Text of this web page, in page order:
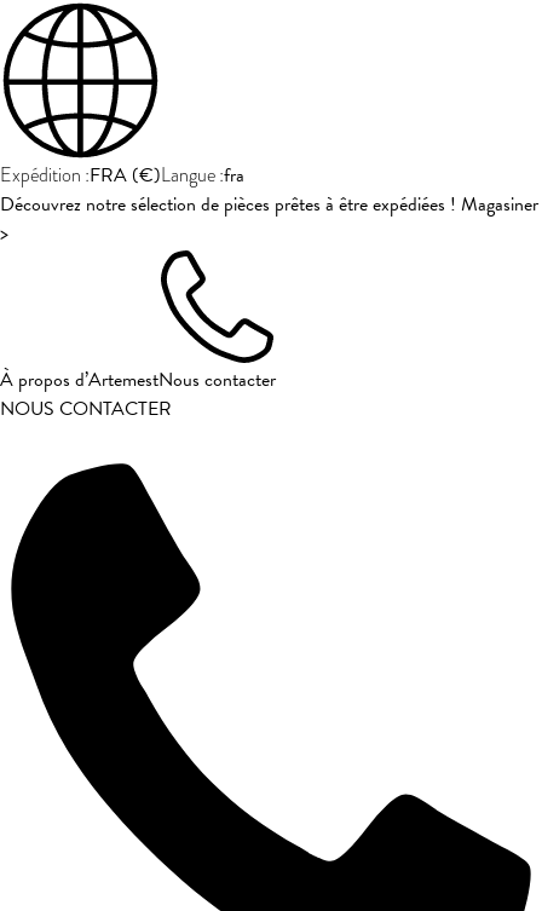
Expédition :FRA (€)Langue :fra
Découvrez notre sélection de pièces prêtes à être expédiées ! Magasiner
>
À propos d’ArtemestNous contacter
NOUS CONTACTER